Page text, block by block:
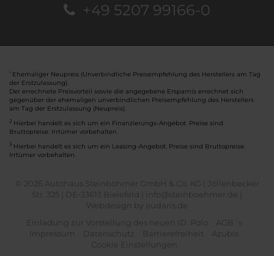
+49 5207 99166-0
Ehemaliger Neupreis (Unverbindliche Preisempfehlung des Herstellers am Tag
der Erstzulassung).
Der errechnete Preisvorteil sowie die angegebene Ersparnis errechnet sich
gegenüber der ehemaligen unverbindlichen Preisempfehlung des Herstellers
am Tag der Erstzulassung (Neupreis).
2 Hierbei handelt es sich um ein Finanzierungs-Angebot. Preise sind
Bruttopreise. Irrtümer vorbehalten.
3 Hierbei handelt es sich um ein Leasing-Angebot. Preise sind Bruttopreise.
Irrtümer vorbehalten.
© 2026 Autohaus Steinböhmer GmbH & Co. KG | Jöllenbecker
Str. 325 | DE-33613 Bielefeld | info@steinboehmer.de |
Webdesign by audaris.de
Einladung zur Vorstellung des neuen ID. Polo
AGB´s
Impressum
Datenschutz Barrierefreiheit
Azubis
Cookie Einstellungen